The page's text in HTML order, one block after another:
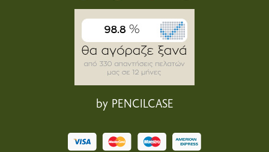
by PENCILCASE